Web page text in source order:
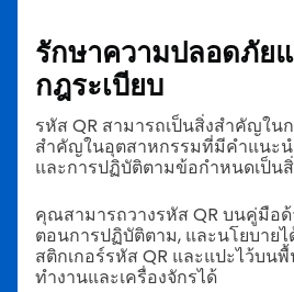
รักษาความปลอดภัย
กฎระเบียบ
รหัส QR สามารถเป็นสิ่งสำคัญใน
สำคัญในอุตสาหกรรมที่มีคำแนะ
และการปฏิบัติตามข้อกำหนดเป็น
คุณสามารถวางรหัส QR บนคู่มือ
ตอนการปฏิบัติตาม, และนโยบาย
สติกเกอร์รหัส QR และแปะไว้บน
ทำงานและเครื่องจักรได้